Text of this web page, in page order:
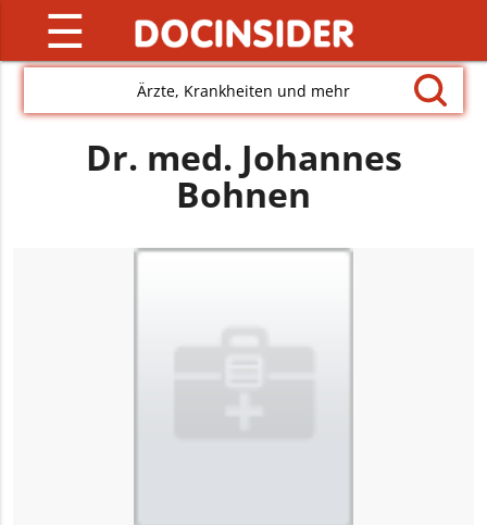
☰
Ärzte, Krankheiten und mehr
Dr. med. Johannes
Bohnen